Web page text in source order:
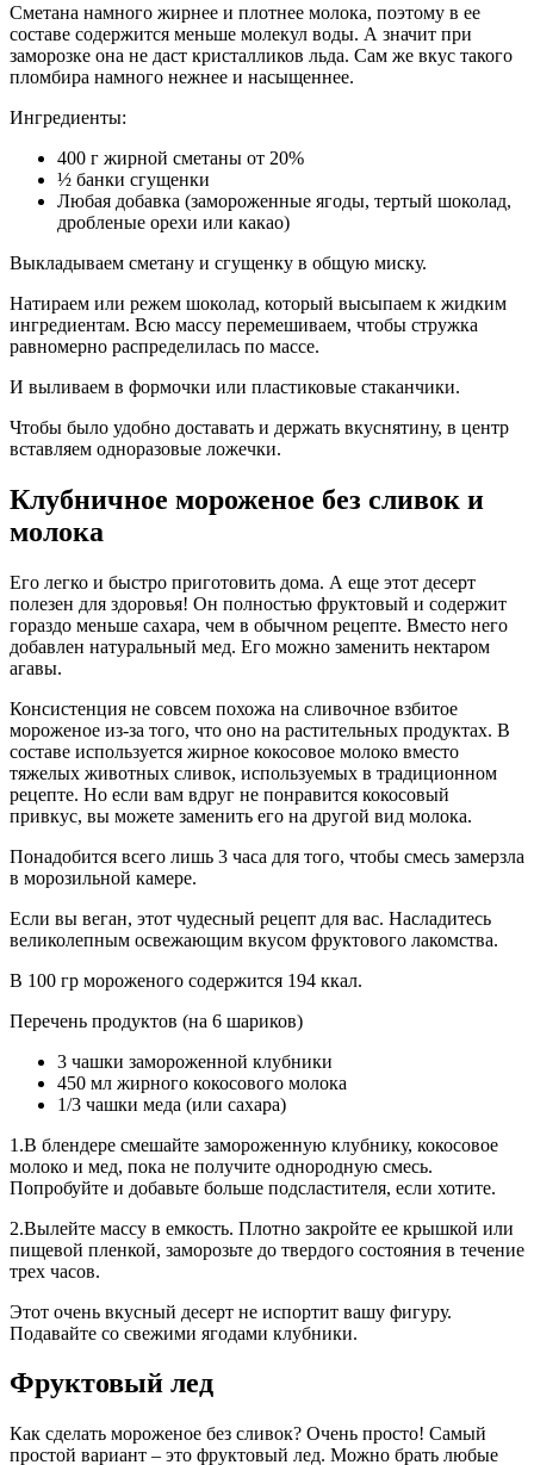
Сметана намного жирнее и плотнее молока, поэтому в ее
составе содержится меньше молекул воды. А значит при
заморозке она не даст кристалликов льда. Сам же вкус такого
пломбира намного нежнее и насыщеннее.
Ингредиенты:
400 г жирной сметаны от 20%
½ банки сгущенки
Любая добавка (замороженные ягоды, тертый шоколад,
дробленые орехи или какао)
Выкладываем сметану и сгущенку в общую миску.
Натираем или режем шоколад, который высыпаем к жидким
ингредиентам. Всю массу перемешиваем, чтобы стружка
равномерно распределилась по массе.
И выливаем в формочки или пластиковые стаканчики.
Чтобы было удобно доставать и держать вкуснятину, в центр
вставляем одноразовые ложечки.
Клубничное мороженое без сливок и
молока
Его легко и быстро приготовить дома. А еще этот десерт
полезен для здоровья! Он полностью фруктовый и содержит
гораздо меньше сахара, чем в обычном рецепте. Вместо него
добавлен натуральный мед. Его можно заменить нектаром
агавы.
Консистенция не совсем похожа на сливочное взбитое
мороженое из-за того, что оно на растительных продуктах. В
составе используется жирное кокосовое молоко вместо
тяжелых животных сливок, используемых в традиционном
рецепте. Но если вам вдруг не понравится кокосовый
привкус, вы можете заменить его на другой вид молока.
Понадобится всего лишь 3 часа для того, чтобы смесь замерзла
в морозильной камере.
Если вы веган, этот чудесный рецепт для вас. Насладитесь
великолепным освежающим вкусом фруктового лакомства.
В 100 гр мороженого содержится 194 ккал.
Перечень продуктов (на 6 шариков)
3 чашки замороженной клубники
450 мл жирного кокосового молока
1/3 чашки меда (или сахара)
1.В блендере смешайте замороженную клубнику, кокосовое
молоко и мед, пока не получите однородную смесь.
Попробуйте и добавьте больше подсластителя, если хотите.
2.Вылейте массу в емкость. Плотно закройте ее крышкой или
пищевой пленкой, заморозьте до твердого состояния в течение
трех часов.
Этот очень вкусный десерт не испортит вашу фигуру.
Подавайте со свежими ягодами клубники.
Фруктовый лед
Как сделать мороженое без сливок? Очень просто! Самый
простой вариант – это фруктовый лед. Можно брать любые